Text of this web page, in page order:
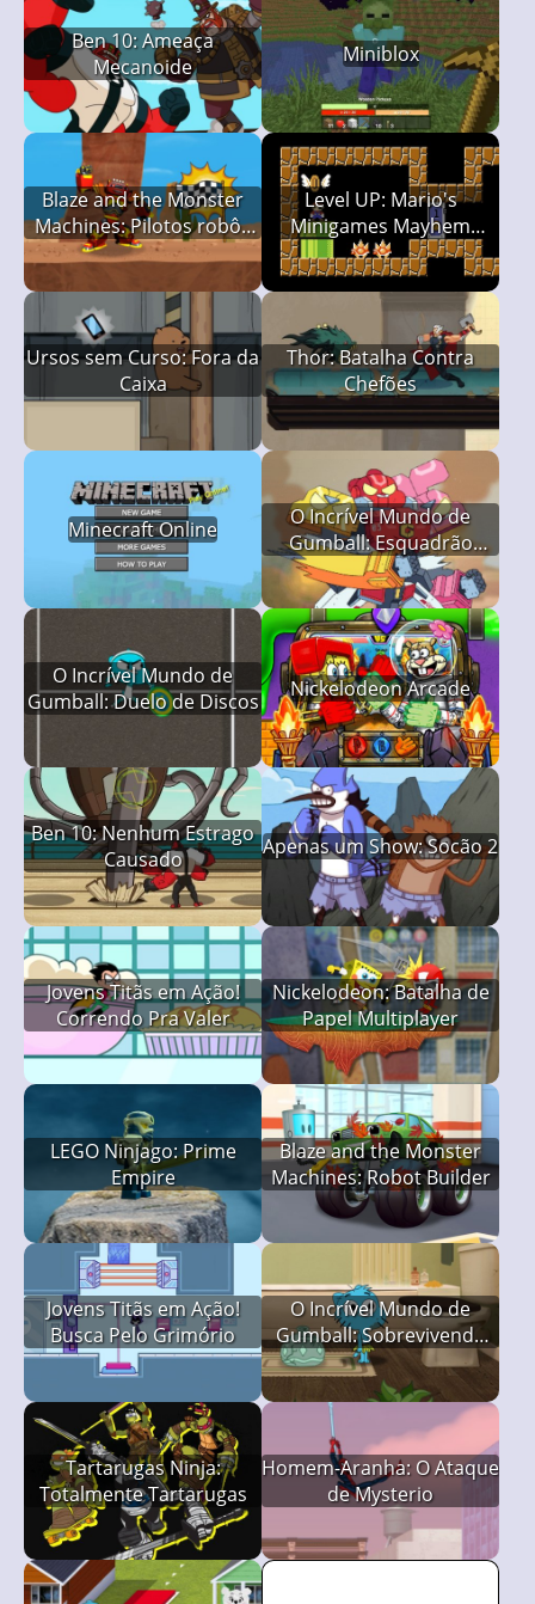
Ben 10: Ameaça
Mecanoide
Miniblox
Blaze and the Monster
Machines: Pilotos robôs
— Aprendendo a
Level UP: Mario's
Minigames Mayhem
(LUMMM)
Ursos sem Curso: Fora da
Caixa
Thor: Batalha Contra
Chefões
Minecraft Online
O Incrível Mundo de
Gumball: Esquadrão
Mano 2
O Incrível Mundo de
Gumball: Duelo de Discos
Nickelodeon Arcade
Ben 10: Nenhum Estrago
Causado
Apenas um Show: Socão 2
Jovens Titãs em Ação!
Correndo Pra Valer
Nickelodeon: Batalha de
Papel Multiplayer
LEGO Ninjago: Prime
Empire
Blaze and the Monster
Machines: Robot Builder
Jovens Titãs em Ação!
Busca Pelo Grimório
O Incrível Mundo de
Gumball: Sobrevivendo
Sozinho em Casa
Tartarugas Ninja:
Totalmente Tartarugas
Homem-Aranha: O Ataque
de Mysterio